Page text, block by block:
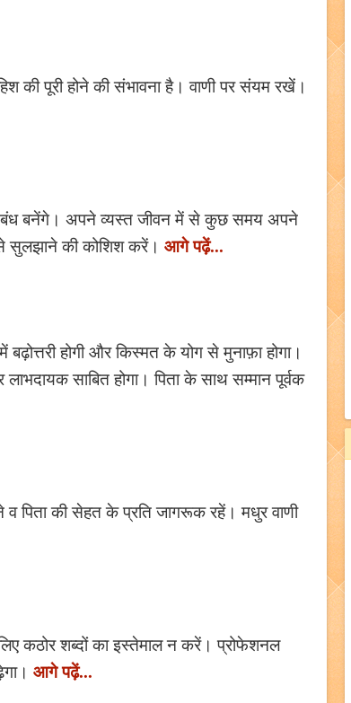
की पूरी होने की संभावना है। वाणी पर संयम रखें।
संबंध बनेंगे। अपने व्यस्त जीवन में से कुछ समय अपने
से सुलझाने की कोशिश करें। आगे पढ़ें...
होगी और किस्मत के योग से मुनाफ़ा होगा।
साबित होगा। पिता के साथ सम्मान पूर्वक
पिता की सेहत के प्रति जागरूक रहें। मधुर वाणी
कठोर शब्दों का इस्तेमाल न करें। प्रोफेशनल
आगे पढ़ें...